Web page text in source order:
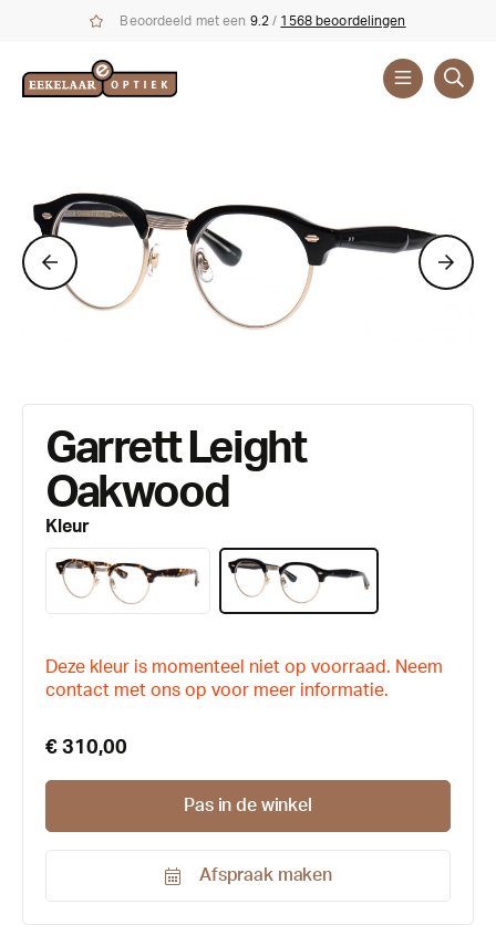
Beoordeeld met een 9.2 / 1568 beoordelingen
Merken
Garrett Leight
Oakwood
Kleur
Deze kleur is momenteel niet op voorraad. Neem
contact met ons op voor meer informatie.
€ 310,00
Pas in de winkel
Afspraak maken